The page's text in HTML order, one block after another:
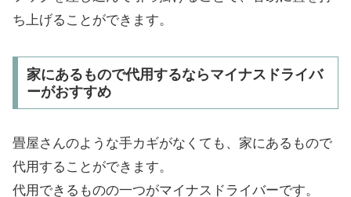
ち上げることができます。
家にあるもので代用するならマイナスドライバ
ーがおすすめ
畳屋さんのような手カギがなくても、家にあるもので
代用することができます。
代用できるものの一つがマイナスドライバーです。